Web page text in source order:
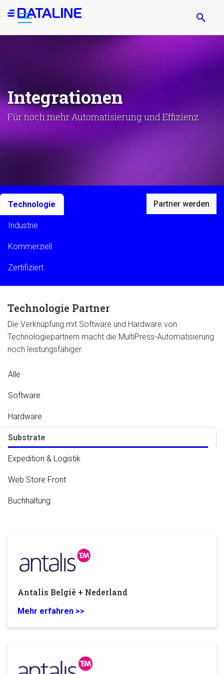
Direkt
zum
Integrationen
Für noch mehr Automatisierung und Effizienz
Technologie
Industrie
Kommerziell
Zertifiziert
Partner werden
Technologie Partner
Die Verknüpfung mit Software und Hardware von
Technologiepartnern macht die MultiPress-Automatisierung
noch leistungsfähiger.
Alle
Software
Hardware
Substrate
Expedition & Logistik
Web Store Front
Buchhaltung
Antalis België + Nederland
Mehr erfahren >>